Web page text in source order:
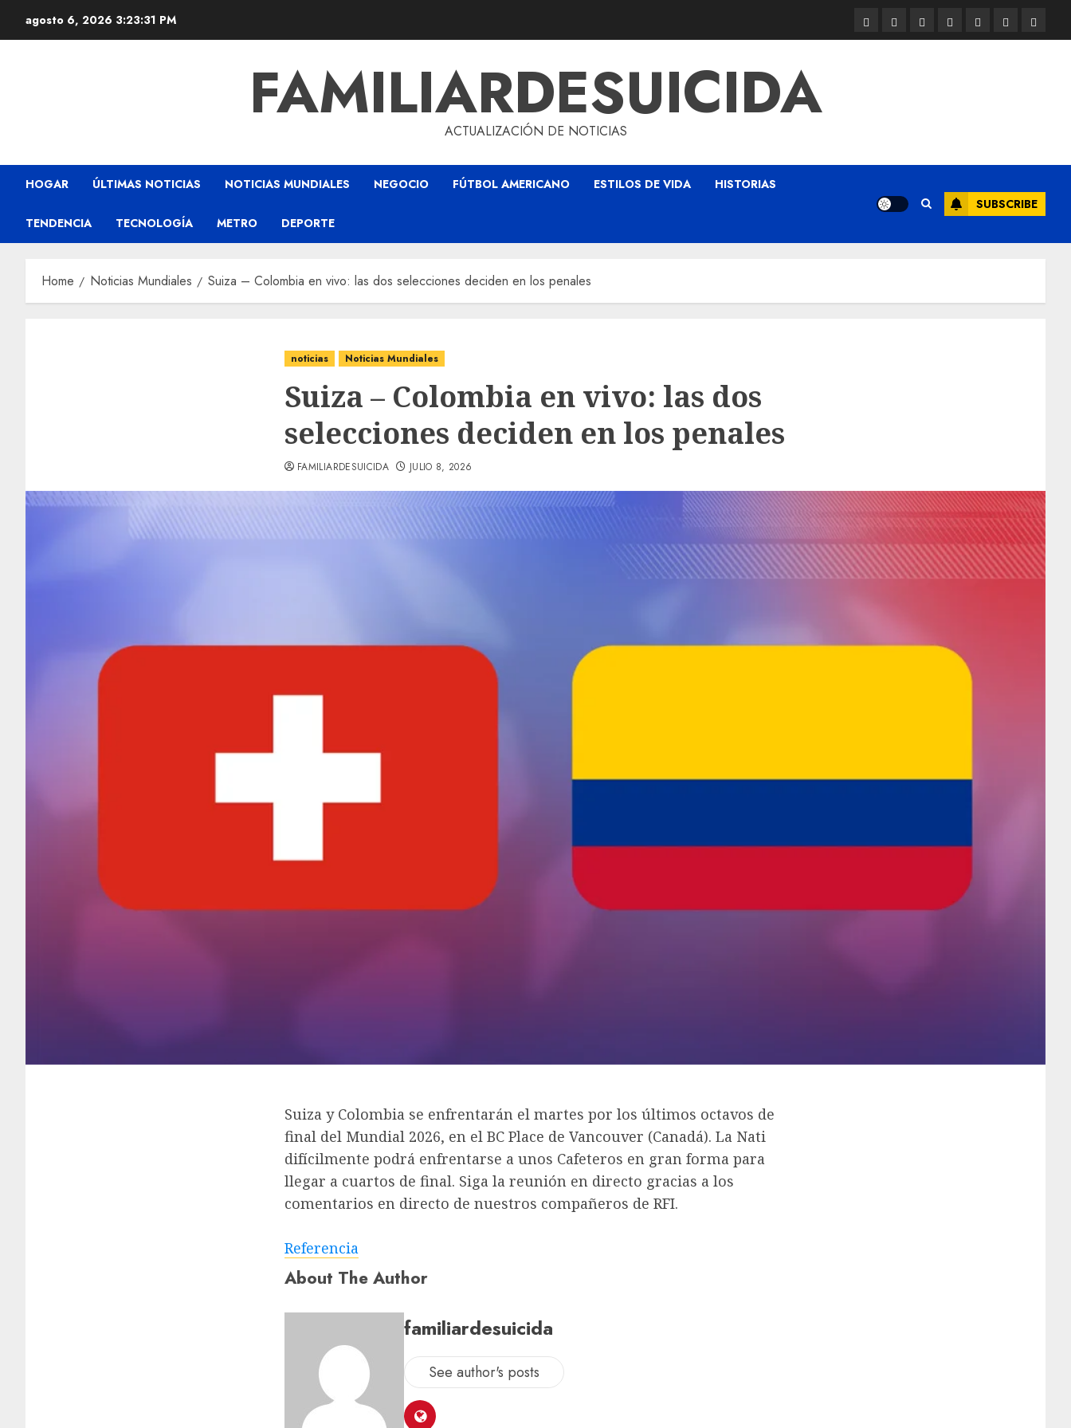
agosto 6, 2026 3:23:31 PM
FAMILIARDESUICIDA
ACTUALIZACIÓN DE NOTICIAS
HOGAR ÚLTIMAS NOTICIAS NOTICIAS MUNDIALES NEGOCIO FÚTBOL AMERICANO ESTILOS DE VIDA HISTORIAS
TENDENCIA TECNOLOGÍA METRO DEPORTE
SUBSCRIBE
Home Noticias Mundiales Suiza – Colombia en vivo: las dos selecciones deciden en los penales
noticias Noticias Mundiales
Suiza – Colombia en vivo: las dos
selecciones deciden en los penales
FAMILIARDESUICIDA JULIO 8, 2026
Suiza y Colombia se enfrentarán el martes por los últimos octavos de
final del Mundial 2026, en el BC Place de Vancouver (Canadá). La Nati
difícilmente podrá enfrentarse a unos Cafeteros en gran forma para
llegar a cuartos de final. Siga la reunión en directo gracias a los
comentarios en directo de nuestros compañeros de RFI.
Referencia
About The Author
familiardesuicida
See author's posts